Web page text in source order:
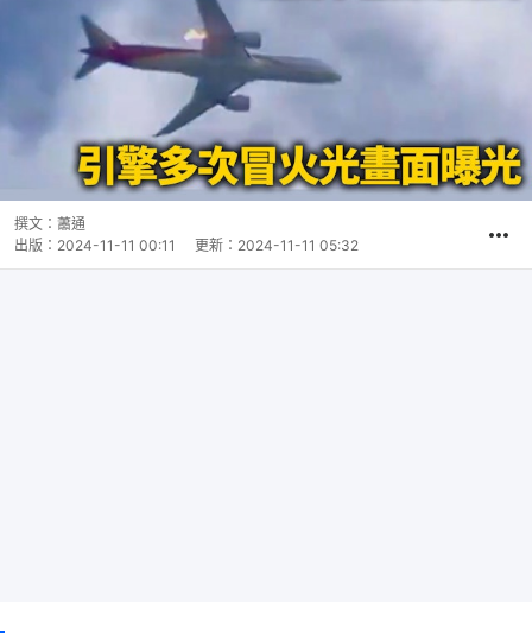
撰文： 蕭通
出版： 2024-11-11 00:11 更新： 2024-11-11 05:32